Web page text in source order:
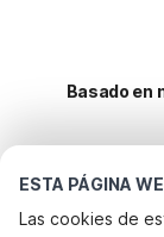
ESTA PÁGINA
Las cookies de
Basado en
Destinos